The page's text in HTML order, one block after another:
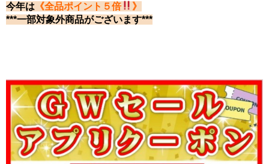
今年は 《全品ポイント５倍
》
***一部対象外商品がございます***